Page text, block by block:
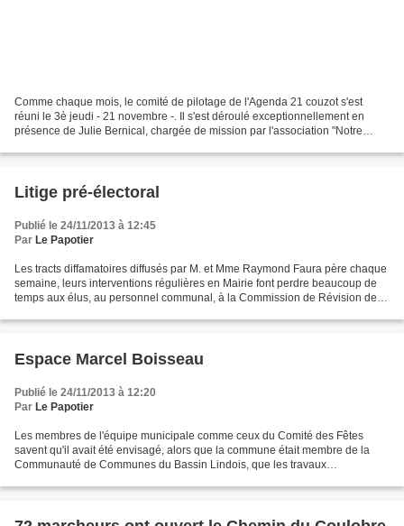
Comme chaque mois, le comité de pilotage de l'Agenda 21 couzot s'est
réuni le 3è jeudi - 21 novembre -. Il s'est déroulé exceptionnellement en
présence de Julie Bernical, chargée de mission par l'association "Notre
Litige pré-électoral
Publié le 24/11/2013 à 12:45
Par Le Papotier
Les tracts diffamatoires diffusés par M. et Mme Raymond Faura père chaque
semaine, leurs interventions régulières en Mairie font perdre beaucoup de
temps aux élus, au personnel communal, à la Commission de Révision des
Espace Marcel Boisseau
Publié le 24/11/2013 à 12:20
Par Le Papotier
Les membres de l'équipe municipale comme ceux du Comité des Fêtes
savent qu'il avait été envisagé, alors que la commune était membre de la
Communauté de Communes du Bassin Lindois, que les travaux